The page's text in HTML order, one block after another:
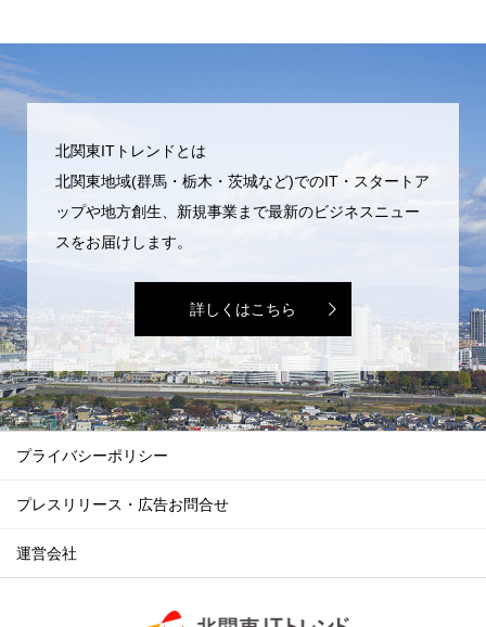
北関東ITトレンドとは
北関東地域(群馬・栃木・茨城など)でのIT・スタートア
ップや地方創生、新規事業まで最新のビジネスニュー
スをお届けします。
詳しくはこちら
プライバシーポリシー
プレスリリース・広告お問合せ
運営会社